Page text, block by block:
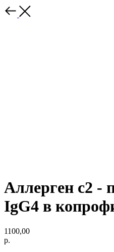
Аллерген с2 -
IgG4 в
1100,00
р.